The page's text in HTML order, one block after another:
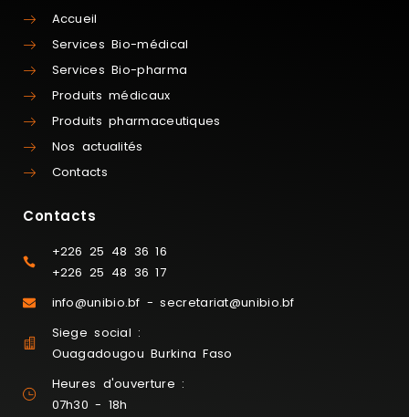
Accueil
Services Bio-médical
Services Bio-pharma
Produits médicaux
Produits pharmaceutiques
Nos actualités
Contacts
Contacts
+226 25 48 36 16
+226 25 48 36 17
info@unibio.bf - secretariat@unibio.bf
Siege social :
Ouagadougou Burkina Faso
Heures d'ouverture :
07h30 - 18h